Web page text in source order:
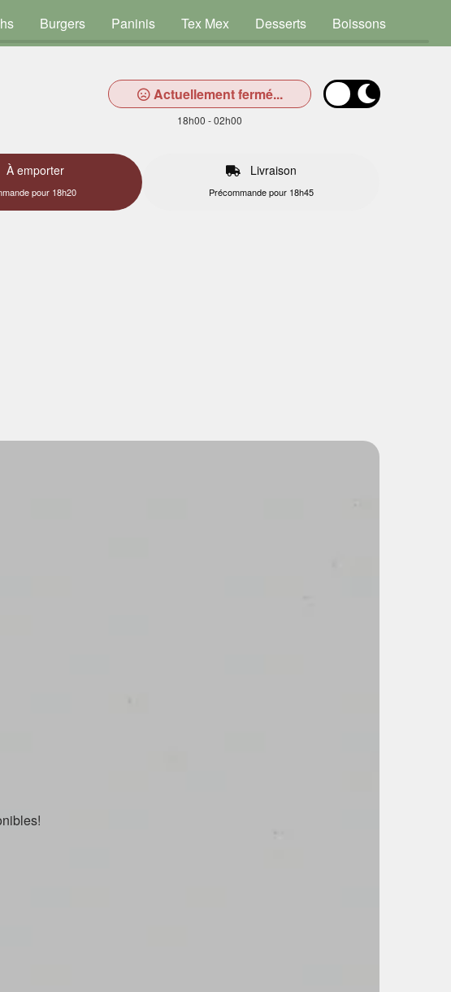
Burgers Paninis Tex Mex Desserts Boissons
Actuellement fermé...
18h00 - 02h00
À emporter
pour 18h20
Livraison
Précommande pour 18h45